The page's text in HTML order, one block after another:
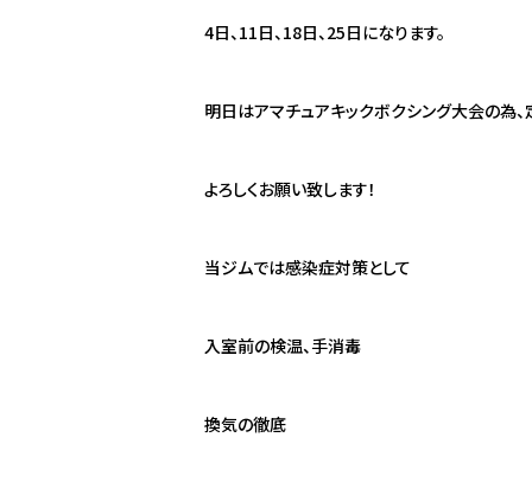
4日、 11日、 18日、 25日になります。
明日はアマチュアキックボクシング大会の為、
よろしくお願い致します！
当ジムでは感染症対策として
入室前の検温、手消毒
換気の徹底